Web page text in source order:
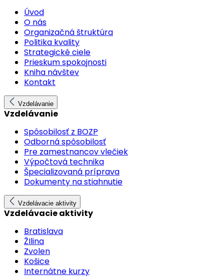
Úvod
O nás
Organizačná štruktúra
Politika kvality
Strategické ciele
Prieskum spokojnosti
Kniha návštev
Kontakt
Vzdelávanie
Vzdelávanie
Spôsobilosť z BOZP
Odborná spôsobilosť
Pre zamestnancov vlečiek
Výpočtová technika
Špecializovaná príprava
Dokumenty na stiahnutie
Vzdelávacie aktivity
Vzdelávacie aktivity
Bratislava
ŽIlina
Zvolen
Košice
Internátne kurzy